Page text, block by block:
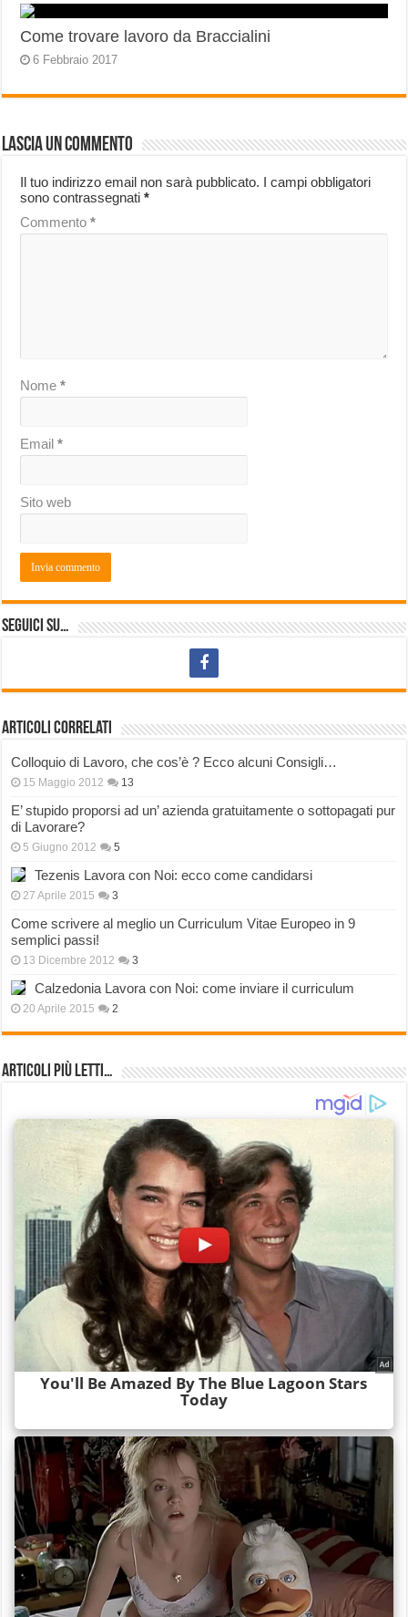
Come trovare lavoro da Braccialini
6 Febbraio 2017
Lascia un commento
Il tuo indirizzo email non sarà pubblicato. I campi obbligatori
sono contrassegnati*
Commento*
Nome*
Email*
Sito web
Seguici su…
Articoli correlati
Colloquio di Lavoro, che cos’è ? Ecco alcuni Consigli…
15 Maggio 2012 13
E’ stupido proporsi ad un’ azienda gratuitamente o sottopagati pur
di Lavorare?
5 Giugno 2012 5
Tezenis Lavora con Noi: ecco come candidarsi
27 Aprile 2015 3
Come scrivere al meglio un Curriculum Vitae Europeo in 9
semplici passi!
13 Dicembre 2012 3
Calzedonia Lavora con Noi: come inviare il curriculum
20 Aprile 2015 2
Articoli più Letti…